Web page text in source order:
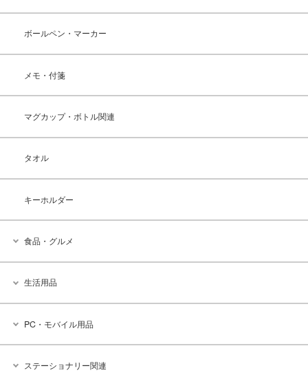
ボールペン・マーカー
メモ・付箋
マグカップ・ボトル関連
タオル
キーホルダー
食品・グルメ
生活用品
PC・モバイル用品
ステーショナリー関連